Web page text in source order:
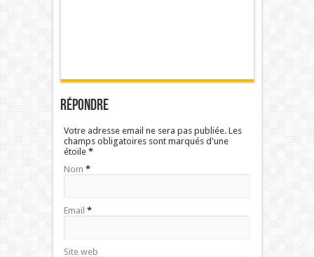
Répondre
Votre adresse email ne sera pas publiée. Les
champs obligatoires sont marqués d'une
étoile *
Nom *
Email *
Site web